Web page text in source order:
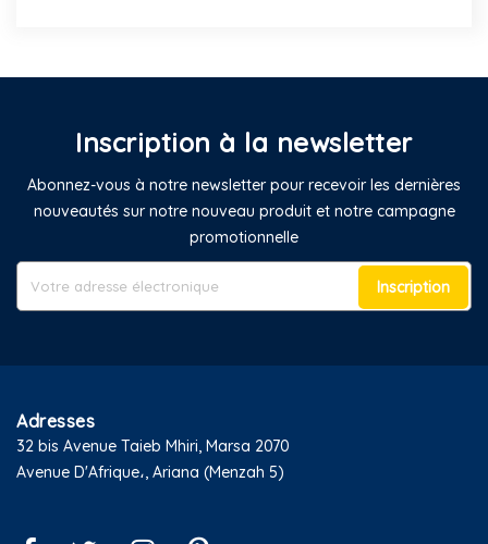
Inscription à la newsletter
Abonnez-vous à notre newsletter pour recevoir les dernières
nouveautés sur notre nouveau produit et notre campagne
promotionnelle
Inscription
Adresses
32 bis Avenue Taieb Mhiri, Marsa 2070
Avenue D'Afrique،, Ariana (Menzah 5)